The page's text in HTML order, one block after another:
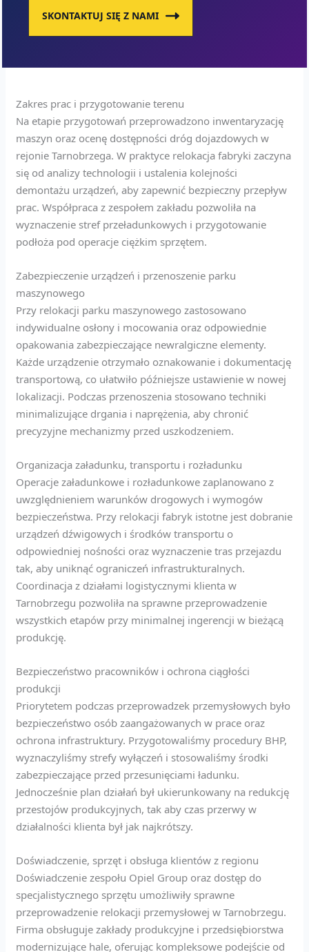
SKONTAKTUJ SIĘ Z NAMI
Zakres prac i przygotowanie terenu
Na etapie przygotowań przeprowadzono inwentaryzację
maszyn oraz ocenę dostępności dróg dojazdowych w
rejonie Tarnobrzega. W praktyce relokacja fabryki zaczyna
się od analizy technologii i ustalenia kolejności
demontażu urządzeń, aby zapewnić bezpieczny przepływ
prac. Współpraca z zespołem zakładu pozwoliła na
wyznaczenie stref przeładunkowych i przygotowanie
podłoża pod operacje ciężkim sprzętem.
Zabezpieczenie urządzeń i przenoszenie parku
maszynowego
Przy relokacji parku maszynowego zastosowano
indywidualne osłony i mocowania oraz odpowiednie
opakowania zabezpieczające newralgiczne elementy.
Każde urządzenie otrzymało oznakowanie i dokumentację
transportową, co ułatwiło późniejsze ustawienie w nowej
lokalizacji. Podczas przenoszenia stosowano techniki
minimalizujące drgania i naprężenia, aby chronić
precyzyjne mechanizmy przed uszkodzeniem.
Organizacja załadunku, transportu i rozładunku
Operacje załadunkowe i rozładunkowe zaplanowano z
uwzględnieniem warunków drogowych i wymogów
bezpieczeństwa. Przy relokacji fabryk istotne jest dobranie
urządzeń dźwigowych i środków transportu o
odpowiedniej nośności oraz wyznaczenie tras przejazdu
tak, aby uniknąć ograniczeń infrastrukturalnych.
Coordinacja z działami logistycznymi klienta w
Tarnobrzegu pozwoliła na sprawne przeprowadzenie
wszystkich etapów przy minimalnej ingerencji w bieżącą
produkcję.
Bezpieczeństwo pracowników i ochrona ciągłości
produkcji
Priorytetem podczas przeprowadzek przemysłowych było
bezpieczeństwo osób zaangażowanych w prace oraz
ochrona infrastruktury. Przygotowaliśmy procedury BHP,
wyznaczyliśmy strefy wyłączeń i stosowaliśmy środki
zabezpieczające przed przesunięciami ładunku.
Jednocześnie plan działań był ukierunkowany na redukcję
przestojów produkcyjnych, tak aby czas przerwy w
działalności klienta był jak najkrótszy.
Doświadczenie, sprzęt i obsługa klientów z regionu
Doświadczenie zespołu Opiel Group oraz dostęp do
specjalistycznego sprzętu umożliwiły sprawne
przeprowadzenie relokacji przemysłowej w Tarnobrzegu.
Firma obsługuje zakłady produkcyjne i przedsiębiorstwa
modernizujące hale, oferując kompleksowe podejście od